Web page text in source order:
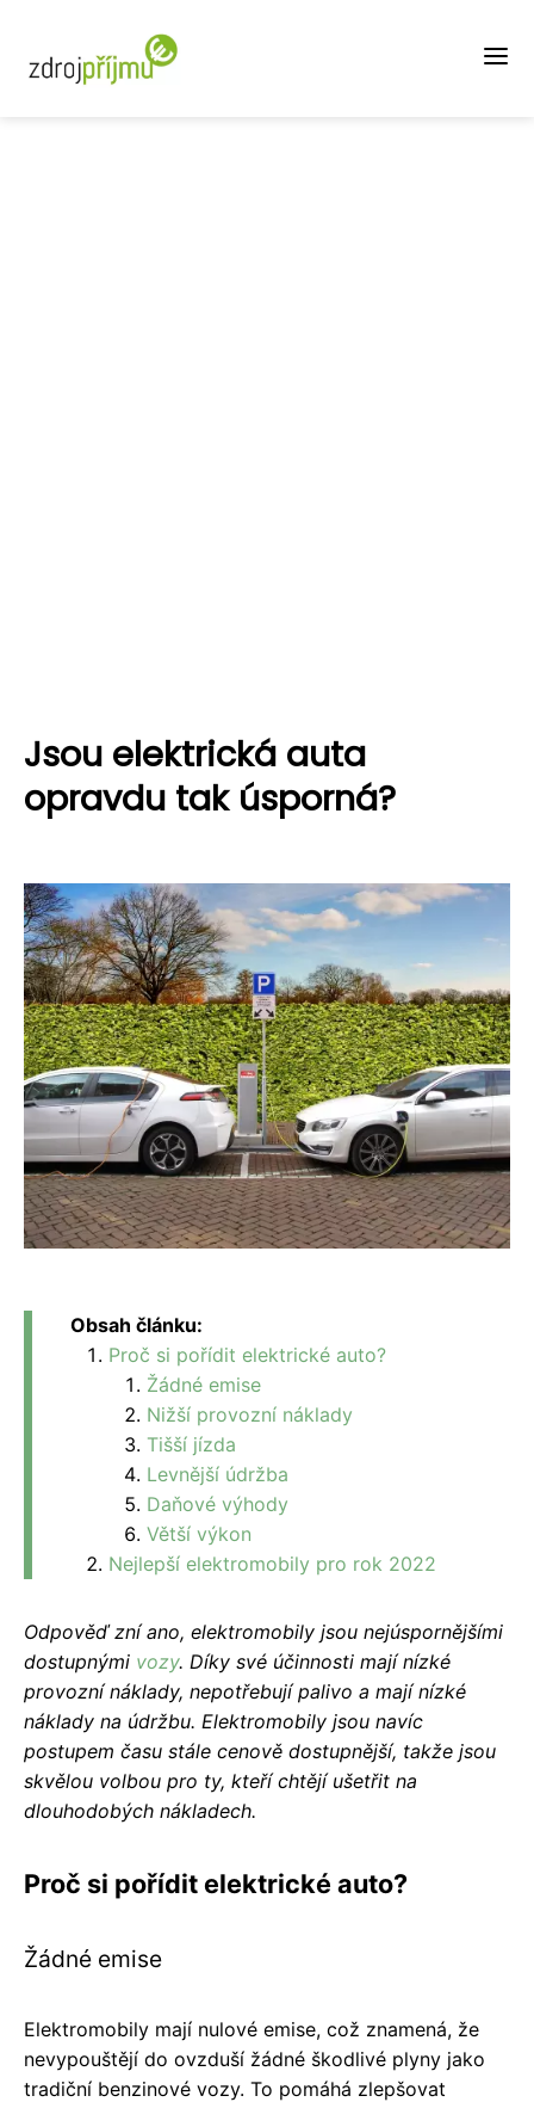
Jsou elektrická auta
opravdu tak úsporná?
Obsah článku:
Proč si pořídit elektrické auto?
Žádné emise
Nižší provozní náklady
Tišší jízda
Levnější údržba
Daňové výhody
Větší výkon
Nejlepší elektromobily pro rok 2022
Odpověď zní ano, elektromobily jsou nejúspornějšími
dostupnými vozy. Díky své účinnosti mají nízké
provozní náklady, nepotřebují palivo a mají nízké
náklady na údržbu. Elektromobily jsou navíc
postupem času stále cenově dostupnější, takže jsou
skvělou volbou pro ty, kteří chtějí ušetřit na
dlouhodobých nákladech.
Proč si pořídit elektrické auto?
Žádné emise
Elektromobily mají nulové emise, což znamená, že
nevypouštějí do ovzduší žádné škodlivé plyny jako
tradiční benzinové vozy. To pomáhá zlepšovat